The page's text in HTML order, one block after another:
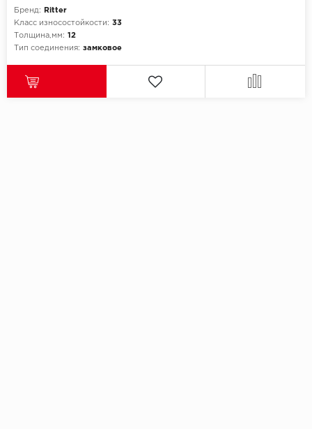
Бренд:
Ritter
Класс износостойкости: 33
Толщина,мм: 12
Тип соединения: замковое